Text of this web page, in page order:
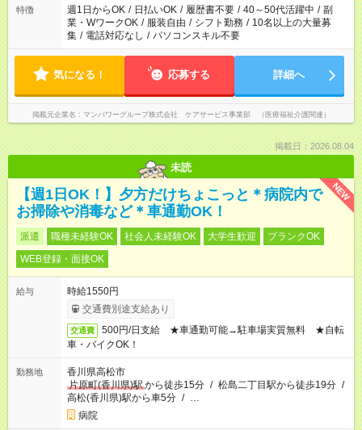
特徴 週1日からOK / 日払いOK / 履歴書不要 / 40～50代活躍中 / 副
業・WワークOK / 服装自由 / シフト勤務 / 10名以上の大量募
集 / 電話対応なし / パソコンスキル不要
気になる！ 応募する 詳細へ
掲載元企業名 マンパワーグループ株式会社 ケアサービス事業部 （医療福祉介護関連）
掲載日：2026.08.04
未読
NEW
【週1日OK！】夕方だけちょこっと＊病院内で
お掃除や消毒など＊車通勤OK！
派遣 職種未経験OK 社会人未経験OK 大学生歓迎
ブランクOK
WEB登録・面接OK
給与
時給1550円
交通費別途支給あり
交通費
500円/日支給 ★車通勤可能→駐車場実質無料 ★自転
車・バイクOK！
勤務地
香川県高松市
片原町(香川県)駅から徒歩15分 / 松島二丁目駅から徒歩19分 /
高松(香川県)駅から車5分 / …
病院